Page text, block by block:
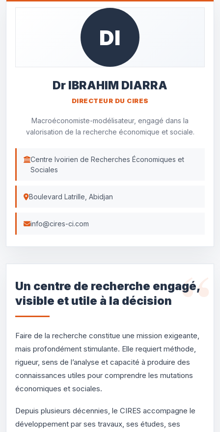
Dr IBRAHIM DIARRA
DIRECTEUR DU CIRES
Macroéconomiste-modélisateur, engagé dans la
valorisation de la recherche économique et sociale.
Centre Ivoirien de Recherches Économiques et
Sociales
Boulevard Latrille, Abidjan
info@cires-ci.com
Un centre de recherche engagé,
visible et utile à la décision
Faire de la recherche constitue une mission exigeante,
mais profondément stimulante. Elle requiert méthode,
rigueur, sens de l’analyse et capacité à produire des
connaissances utiles pour comprendre les mutations
économiques et sociales.
Depuis plusieurs décennies, le CIRES accompagne le
développement par ses travaux, ses études, ses